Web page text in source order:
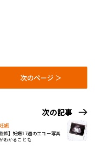
次のページ ＞
次の記事
娠
監修】妊娠17週のエコー写真
わかることも